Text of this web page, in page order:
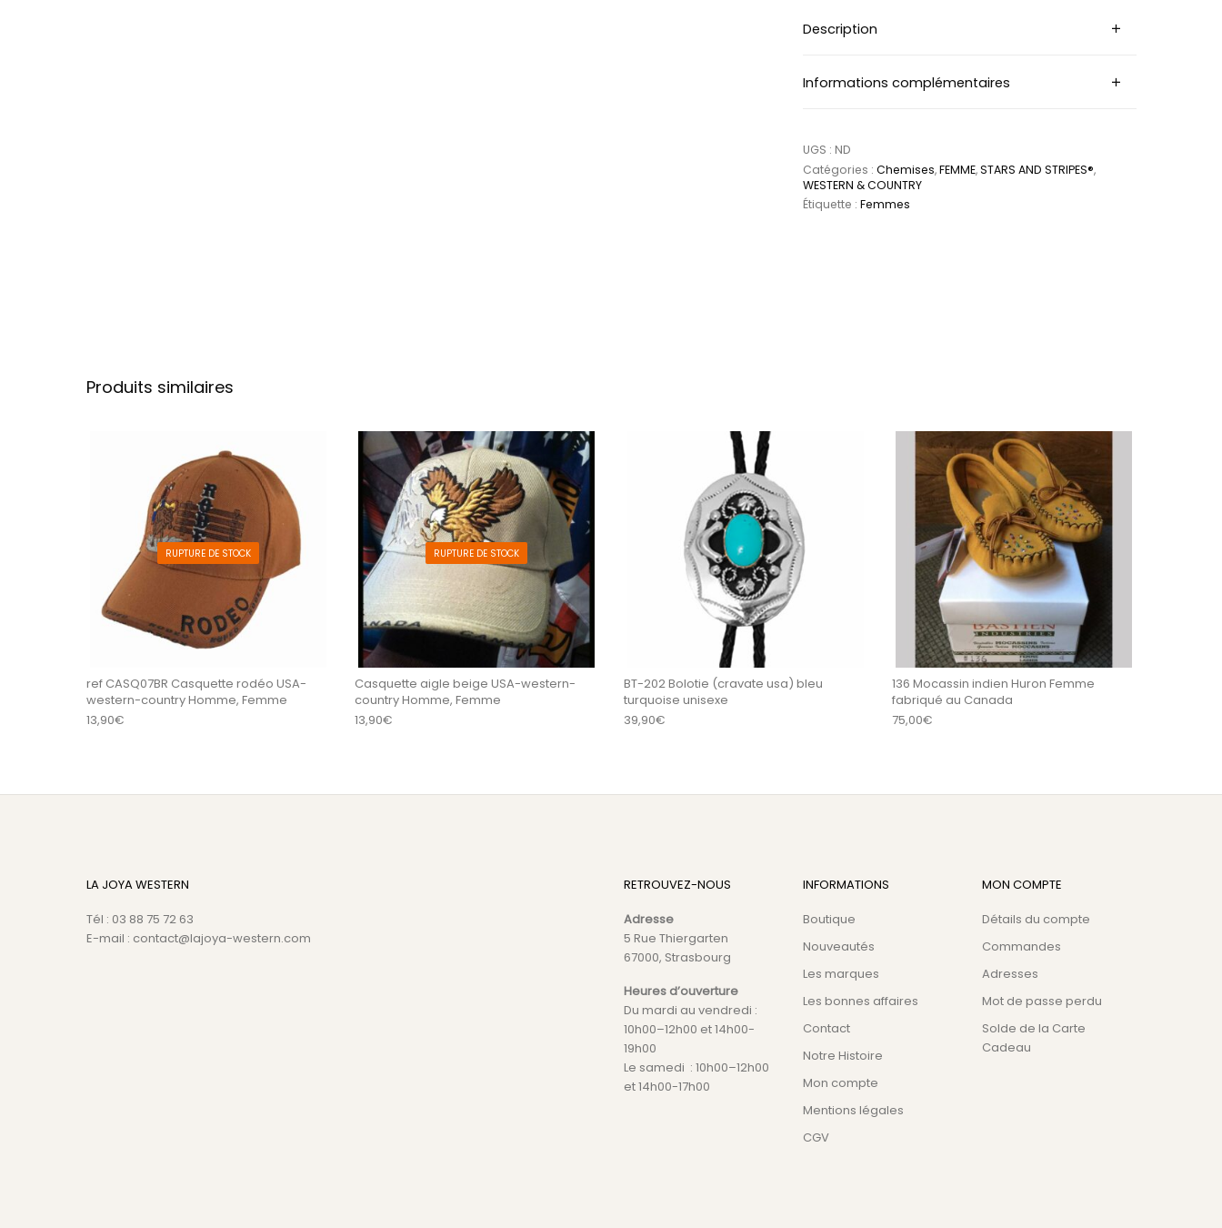
Description
Informations complémentaires
UGS : ND
Catégories : Chemises,FEMME,STARS AND STRIPES®,
WESTERN & COUNTRY
Étiquette : Femmes
Produits similaires
RUPTURE DE STOCK
ref CASQ07BR Casquette rodéo USA-
western-country Homme, Femme
13,90€
RUPTURE DE STOCK
Casquette aigle beige USA-western-
country Homme, Femme
13,90€
BT-202 Bolotie (cravate usa) bleu
turquoise unisexe
39,90€
136 Mocassin indien Huron Femme
fabriqué au Canada
75,00€
Ce produit a
LA JOYA WESTERN
Tél : 03 88 75 72 63
E-mail : contact@lajoya-western.com
RETROUVEZ-NOUS
Adresse
5 Rue Thiergarten
67000, Strasbourg
Heures d’ouverture
Du mardi au vendredi :
10h00–12h00 et 14h00-
19h00
Le samedi : 10h00–12h00
et 14h00-17h00
INFORMATIONS
Boutique
Nouveautés
Les marques
Les bonnes affaires
Contact
Notre Histoire
Mon compte
Mentions légales
CGV
MON COMPTE
Détails du compte
Commandes
Adresses
Mot de passe perdu
Solde de la Carte
Cadeau